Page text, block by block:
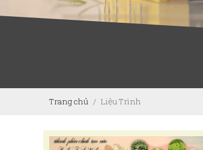
Trang chủ Liệu Trình